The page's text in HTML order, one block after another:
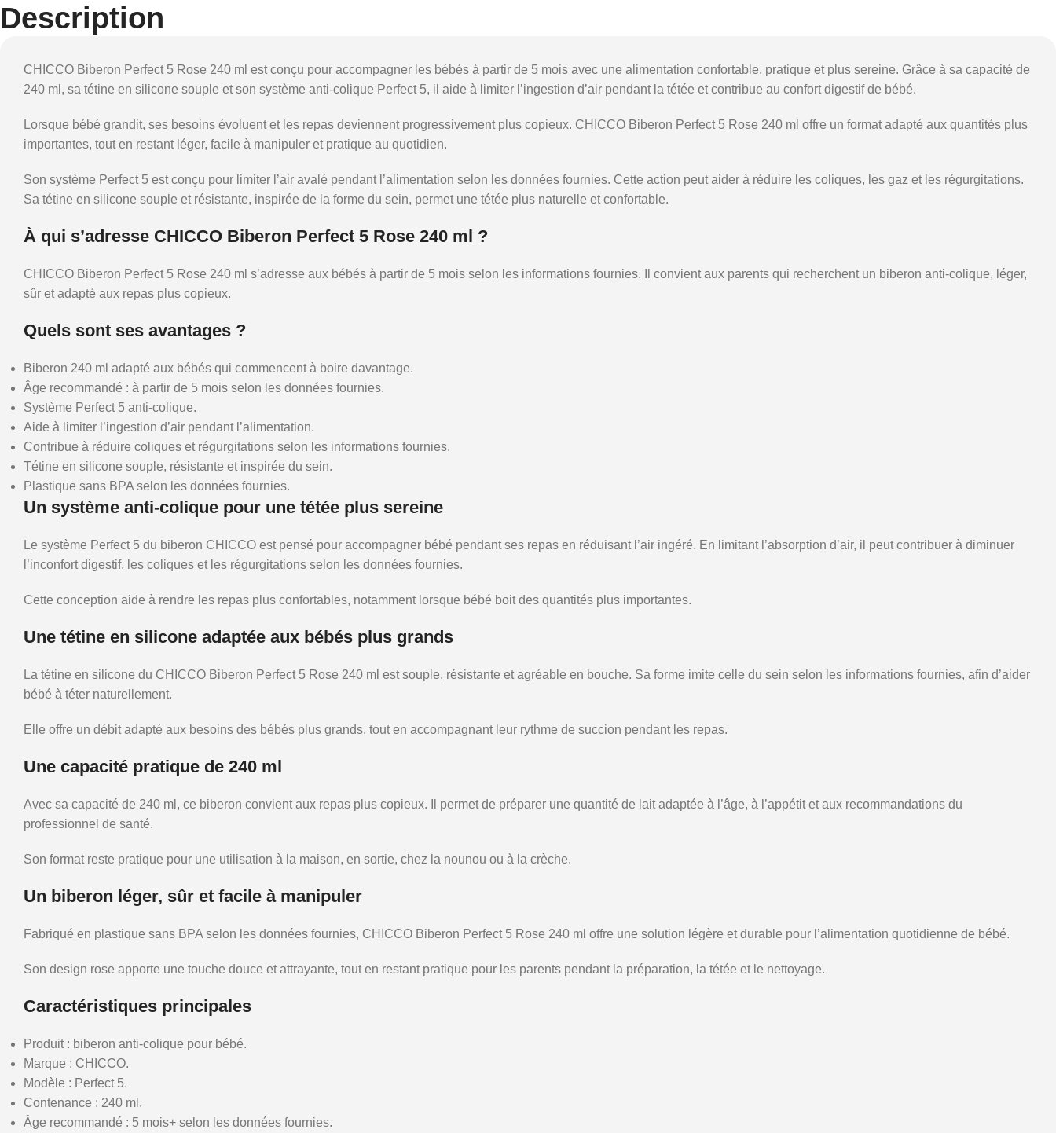
Description
CHICCO Biberon Perfect 5 Rose 240 ml est conçu pour accompagner les bébés à partir de 5 mois avec une alimentation confortable, pratique et plus sereine. Grâce à sa capacité de
240 ml, sa tétine en silicone souple et son système anti-colique Perfect 5, il aide à limiter l’ingestion d’air pendant la tétée et contribue au confort digestif de bébé.
Lorsque bébé grandit, ses besoins évoluent et les repas deviennent progressivement plus copieux. CHICCO Biberon Perfect 5 Rose 240 ml offre un format adapté aux quantités plus
importantes, tout en restant léger, facile à manipuler et pratique au quotidien.
Son système Perfect 5 est conçu pour limiter l’air avalé pendant l’alimentation selon les données fournies. Cette action peut aider à réduire les coliques, les gaz et les régurgitations.
Sa tétine en silicone souple et résistante, inspirée de la forme du sein, permet une tétée plus naturelle et confortable.
À qui s’adresse CHICCO Biberon Perfect 5 Rose 240 ml ?
CHICCO Biberon Perfect 5 Rose 240 ml s’adresse aux bébés à partir de 5 mois selon les informations fournies. Il convient aux parents qui recherchent un biberon anti-colique, léger,
sûr et adapté aux repas plus copieux.
Quels sont ses avantages ?
Biberon 240 ml adapté aux bébés qui commencent à boire davantage.
Âge recommandé : à partir de 5 mois selon les données fournies.
Système Perfect 5 anti-colique.
Aide à limiter l’ingestion d’air pendant l’alimentation.
Contribue à réduire coliques et régurgitations selon les informations fournies.
Tétine en silicone souple, résistante et inspirée du sein.
Plastique sans BPA selon les données fournies.
Un système anti-colique pour une tétée plus sereine
Le système Perfect 5 du biberon CHICCO est pensé pour accompagner bébé pendant ses repas en réduisant l’air ingéré. En limitant l’absorption d’air, il peut contribuer à diminuer
l’inconfort digestif, les coliques et les régurgitations selon les données fournies.
Cette conception aide à rendre les repas plus confortables, notamment lorsque bébé boit des quantités plus importantes.
Une tétine en silicone adaptée aux bébés plus grands
La tétine en silicone du CHICCO Biberon Perfect 5 Rose 240 ml est souple, résistante et agréable en bouche. Sa forme imite celle du sein selon les informations fournies, afin d’aider
bébé à téter naturellement.
Elle offre un débit adapté aux besoins des bébés plus grands, tout en accompagnant leur rythme de succion pendant les repas.
Une capacité pratique de 240 ml
Avec sa capacité de 240 ml, ce biberon convient aux repas plus copieux. Il permet de préparer une quantité de lait adaptée à l’âge, à l’appétit et aux recommandations du
professionnel de santé.
Son format reste pratique pour une utilisation à la maison, en sortie, chez la nounou ou à la crèche.
Un biberon léger, sûr et facile à manipuler
Fabriqué en plastique sans BPA selon les données fournies, CHICCO Biberon Perfect 5 Rose 240 ml offre une solution légère et durable pour l’alimentation quotidienne de bébé.
Son design rose apporte une touche douce et attrayante, tout en restant pratique pour les parents pendant la préparation, la tétée et le nettoyage.
Caractéristiques principales
Produit : biberon anti-colique pour bébé.
Marque : CHICCO.
Modèle : Perfect 5.
Contenance : 240 ml.
Âge recommandé : 5 mois+ selon les données fournies.